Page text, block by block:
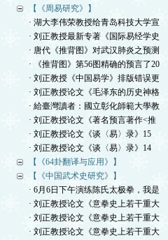
【《周易研究》】
· 湖大李伟荣教授给青岛科技大学宣
· 刘正教授最新专著《国际易经学史
· 唐代《推背图》对武汉肺炎之预测
· 《推背图》第56图精确的预言了20
· 刘正教授《中国易学》排版错误更
· 刘正教授论文《毛泽东的历史神格
· 給臺灣讀者：國立彰化師範大學教
· 刘正教授论文《著名预言著作<推
· 刘正教授论文《谈〈易〉录》15
· 刘正教授论文《谈〈易〉录》14
【《64卦翻译与应用》】
【《中国武术史研究》】
· 6月6日下午演练陈氏太极拳，我是
· 刘正教授论文《意拳史上若干重大
· 刘正教授论文《意拳史上若干重大
· 刘正教授论文《意拳史上若干重大